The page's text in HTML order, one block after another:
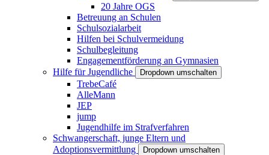
20 Jahre OGS
Betreuung an Schulen
Schulsozialarbeit
Hilfen bei Schulvermeidung
Schulbegleitung
Engagementförderung an Gymnasien
Hilfe für Jugendliche
Dropdown umschalten
TrebeCafé
AlleMann
JEP
jump
Jugendhilfe im Strafverfahren
Schwangerschaft, junge Eltern und
Adoptionsvermittlung
Dropdown umschalten